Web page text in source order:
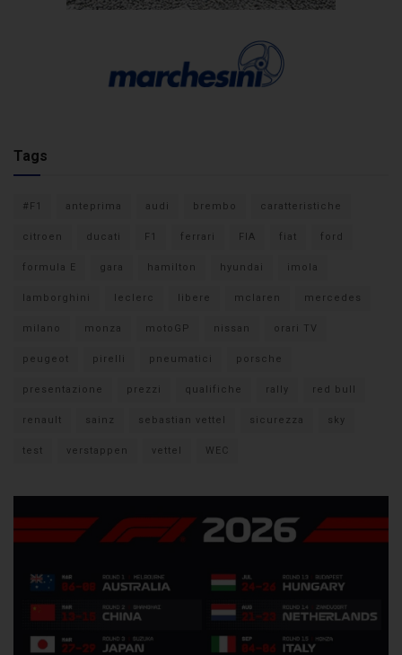
Tags
#F1 anteprima audi brembo caratteristiche
citroen ducati F1 ferrari FIA fiat ford
formula E gara hamilton hyundai imola
lamborghini leclerc libere mclaren mercedes
milano monza motoGP nissan orari TV
peugeot pirelli pneumatici porsche
presentazione prezzi qualifiche rally red bull
renault sainz sebastian vettel sicurezza sky
test verstappen vettel WEC